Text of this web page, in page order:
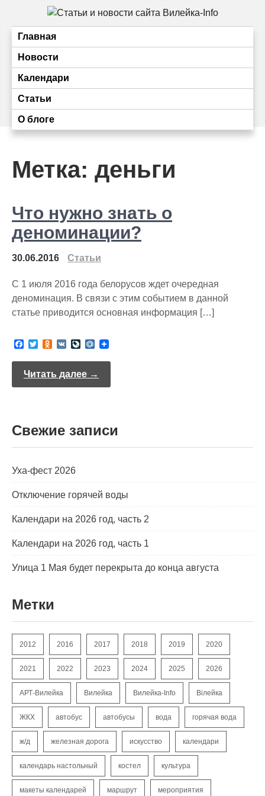
содержимомуСтатьи и новости
сайта Вилейка-Info
Статьи и новости Вилейки
Главная
Новости
Календари
Статьи
О блоге
Метка: деньги
Что нужно знать о
деноминации?
30.06.2016 Статьи
С 1 июля 2016 года белорусов ждет очередная
деноминация. В связи с этим событием в данной
статье приводится основная информация […]
F
c
e
b
T
i
t
t
O
n
o
k
n
k
V
L
v
e
J
a
l
M
i
l
.
Читать далее →
Свежие записи
Уха-фест 2026
Отключение горячей воды
Календари на 2026 год, часть 2
Календари на 2026 год, часть 1
Улица 1 Мая будет перекрыта до конца августа
Метки
2012 2016 2017 2018 2019 2020
2021 2022 2023 2024 2025 2026
АРТ-Вилейка Вилейка Вилейка-Info Вілейка
ЖКХ автобус автобусы вода горячая вода
ж/д железная дорога искусство календари
календарь настольный костел культура
макеты календарей маршрут мероприятия